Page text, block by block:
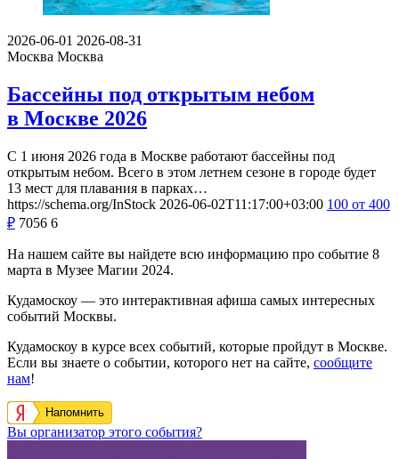
2026-06-01 2026-08-31
Москва Москва
Бассейны под открытым небом
в Москве 2026
С 1 июня 2026 года в Москве работают бассейны под
открытым небом. Всего в этом летнем сезоне в городе будет
13 мест для плавания в парках…
https://schema.org/InStock 2026-06-02T11:17:00+03:00 100 от 400
₽ 7056 6
На нашем сайте вы найдете всю информацию про событие 8
марта в Музее Магии 2024.
Кудамоскоу — это интерактивная афиша самых интересных
событий Москвы.
Кудамоскоу в курсе всех событий, которые пройдут в Москве.
Если вы знаете о событии, которого нет на сайте, сообщите
нам!
Напомнить
Вы организатор этого события?